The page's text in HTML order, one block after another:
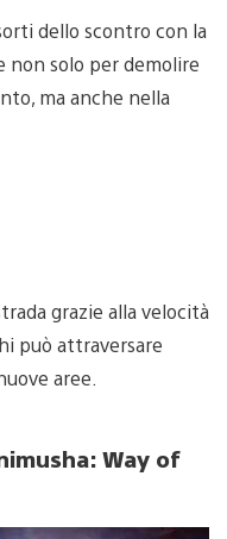
dello scontro con la
solo per demolire
ma anche nella
grazie alla velocità
può attraversare
aree.
Way of